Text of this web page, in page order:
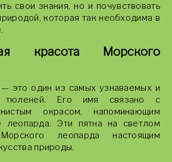
свои знания, но и почувствовать
которая так необходима в
красота Морского
это один из самых узнаваемых и
тюленей. Его имя связано с
окрасом, напоминающим
леопарда. Эти пятна на светлом
леопарда настоящим
природы.